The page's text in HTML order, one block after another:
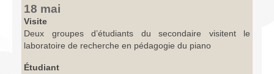
18 mai
Visite
Deux groupes d’étudiants du secondaire visitent le
laboratoire de recherche en pédagogie du piano
Étudiant